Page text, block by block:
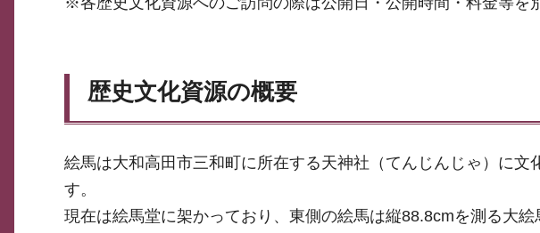
歴史文化資源の概要
絵馬は大和高田市三和町に所在する天神社（てんじんじゃ）に文
す。
現在は絵馬堂に架かっており、東側の絵馬は縦88.8cmを測る大